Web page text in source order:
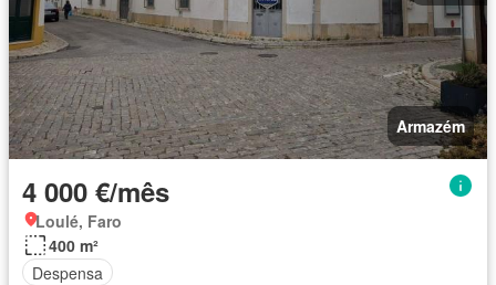
Armazém
4 000 €/mês
Loulé, Faro
400 m²
Despensa